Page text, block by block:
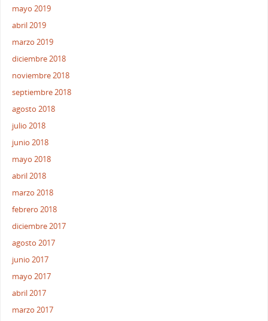
mayo 2019
abril 2019
marzo 2019
diciembre 2018
noviembre 2018
septiembre 2018
agosto 2018
julio 2018
junio 2018
mayo 2018
abril 2018
marzo 2018
febrero 2018
diciembre 2017
agosto 2017
junio 2017
mayo 2017
abril 2017
marzo 2017